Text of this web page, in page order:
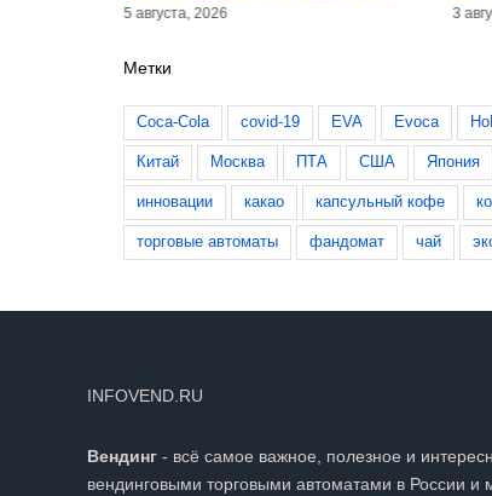
5 августа, 2026 3
Метки
Coca-Cola covid-19 EVA Evoca
Китай Москва ПТА США Япония
инновации какао капсульный кофе
торговые автоматы фандомат чай
INFOVEND.RU
Вендинг - всё самое важное, полезное и
вендинговыми торговыми автоматами в России и